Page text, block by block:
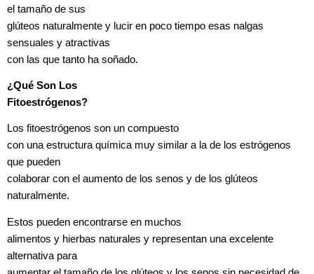
el tamaño de sus
glúteos naturalmente y lucir en poco tiempo esas nalgas
sensuales y atractivas
con las que tanto ha soñado.
¿Qué Son Los
Fitoestrógenos?
Los fitoestrógenos son un compuesto
con una estructura química muy similar a la de los estrógenos
que pueden
colaborar con el aumento de los senos y de los glúteos
naturalmente.
Estos pueden encontrarse en muchos
alimentos y hierbas naturales y representan una excelente
alternativa para